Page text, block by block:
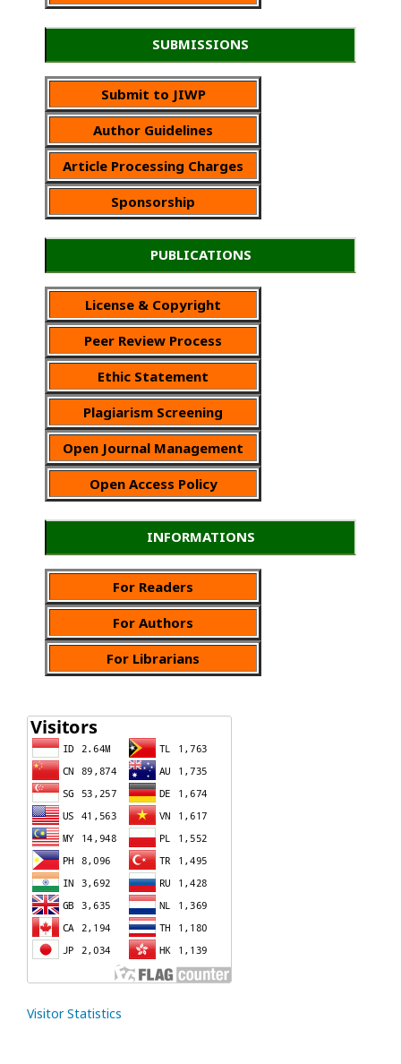
SUBMISSIONS
Submit to JIWP
Author Guidelines
Article Processing Charges
Sponsorship
PUBLICATIONS
License & Copyright
Peer Review Process
Ethic Statement
Plagiarism Screening
Open Journal Management
Open Access Policy
INFORMATIONS
For Readers
For Authors
For Librarians
Visitor Statistics